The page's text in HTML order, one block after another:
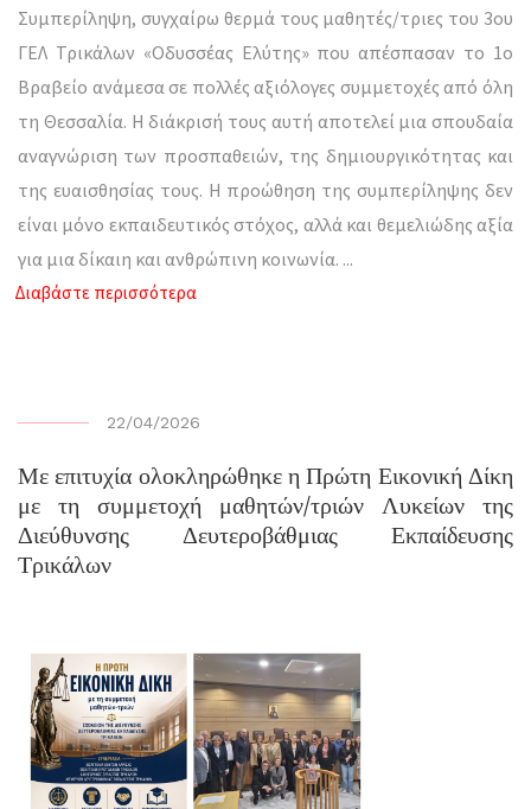
Συμπερίληψη, συγχαίρω θερμά τους μαθητές/τριες του 3ου
ΓΕΛ Τρικάλων «Οδυσσέας Ελύτης» που απέσπασαν το 1ο
Βραβείο ανάμεσα σε πολλές αξιόλογες συμμετοχές από όλη
τη Θεσσαλία. Η διάκρισή τους αυτή αποτελεί μια σπουδαία
αναγνώριση των προσπαθειών, της δημιουργικότητας και
της ευαισθησίας τους. Η προώθηση της συμπερίληψης δεν
είναι μόνο εκπαιδευτικός στόχος, αλλά και θεμελιώδης αξία
για μια δίκαιη και ανθρώπινη κοινωνία. ...
Διαβάστε περισσότερα
22/04/2026
Με επιτυχία ολοκληρώθηκε η Πρώτη Εικονική Δίκη
με τη συμμετοχή μαθητών/τριών Λυκείων της
Διεύθυνσης Δευτεροβάθμιας Εκπαίδευσης
Τρικάλων